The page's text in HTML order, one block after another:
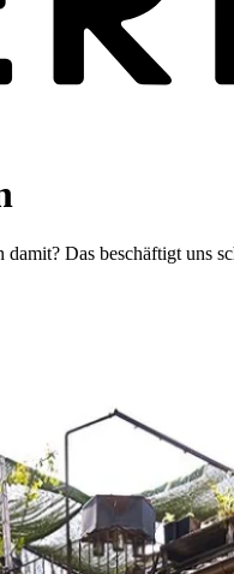
Das beschäftigt uns